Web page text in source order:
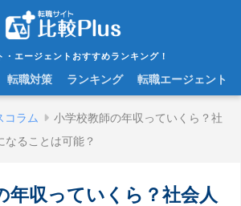
・エージェントおすすめランキング！
転職対策 ランキング 転職エージェント
コラム
小学校教師の年収っていくら？社
ることは可能？
年収っていくら？社会人